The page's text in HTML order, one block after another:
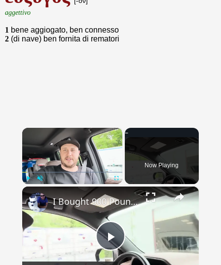
aggettivo
1 bene aggiogato, ben connesso
2 (di nave) ben fornita di rematori
×
Now Playing
×
Play
I Bought 900 Pounds of Survival Food! Vlog